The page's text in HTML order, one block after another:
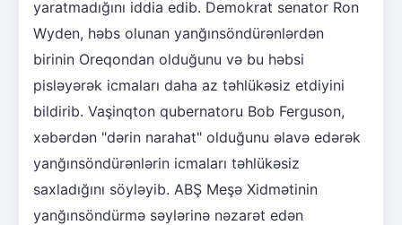
yaratmadığını iddia edib. Demokrat senator Ron
Wyden, həbs olunan yanğınsöndürənlərdən
birinin Oreqondan olduğunu və bu həbsi
pisləyərək icmaları daha az təhlükəsiz etdiyini
bildirib. Vaşinqton qubernatoru Bob Ferguson,
xəbərdən "dərin narahat" olduğunu əlavə edərək
yanğınsöndürənlərin icmaları təhlükəsiz
saxladığını söyləyib. ABŞ Meşə Xidmətinin
yanğınsöndürmə səylərinə nəzarət edən